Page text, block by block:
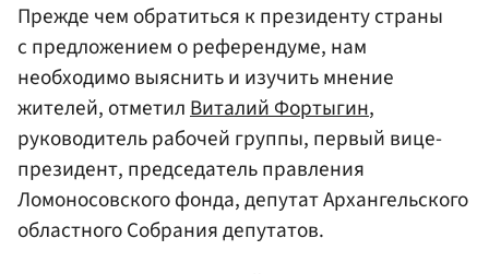
Прежде чем обратиться к президенту страны
с предложением о референдуме, нам
необходимо выяснить и изучить мнение
жителей, отметилВиталий Фортыгин,
руководитель рабочей группы, первый вице-
президент, председатель правления
Ломоносовского фонда, депутат Архангельского
областного Собрания депутатов.